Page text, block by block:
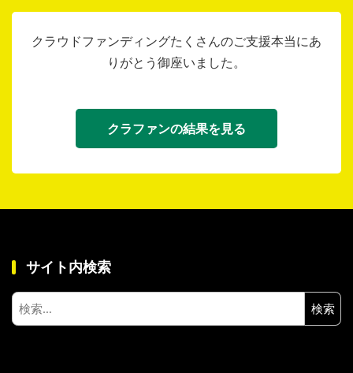
クラウドファンディングたくさんのご支援本当にあ
りがとう御座いました。
クラファンの結果を見る
サイト内検索
検
索: